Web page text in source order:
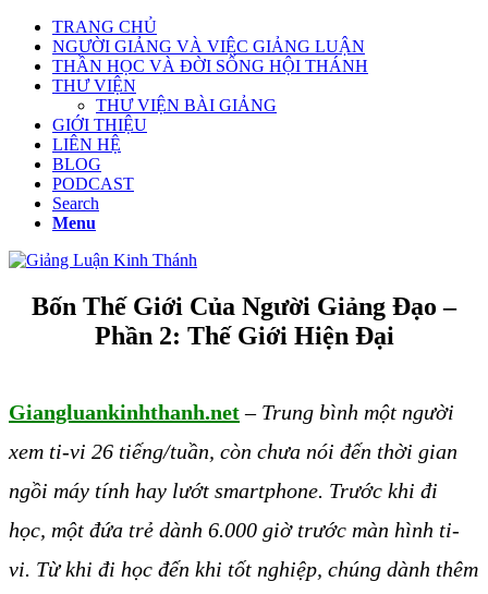
TRANG CHỦ
NGƯỜI GIẢNG VÀ VIỆC GIẢNG LUẬN
THẦN HỌC VÀ ĐỜI SỐNG HỘI THÁNH
THƯ VIỆN
THƯ VIỆN BÀI GIẢNG
GIỚI THIỆU
LIÊN HỆ
BLOG
PODCAST
Search
Menu
Bốn Thế Giới Của Người Giảng Đạo –
Phần 2: Thế Giới Hiện Đại
Giangluankinhthanh.net– Trung bình một người
xem ti-vi 26 tiếng/tuần, còn chưa nói đến thời gian
ngồi máy tính hay lướt smartphone. Trước khi đi
học, một đứa trẻ dành 6.000 giờ trước màn hình ti-
vi. Từ khi đi học đến khi tốt nghiệp, chúng dành thêm